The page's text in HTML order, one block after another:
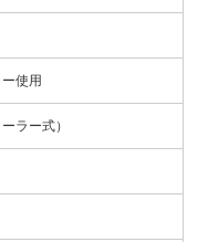
使用
ラー式）